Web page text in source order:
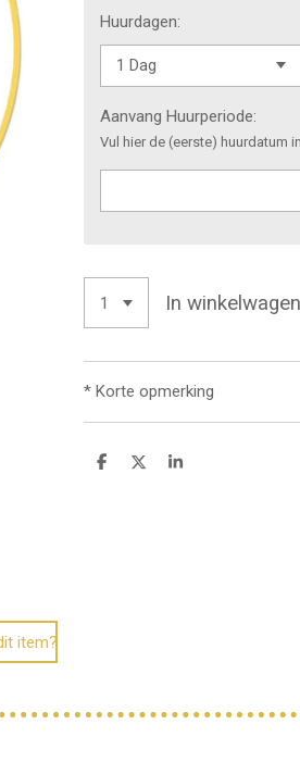
Huurdagen:
Aanvang Huurperiode:
Vul hier de (eerste) huurdatum
In
* Korte opmerking
D
D
S
item?